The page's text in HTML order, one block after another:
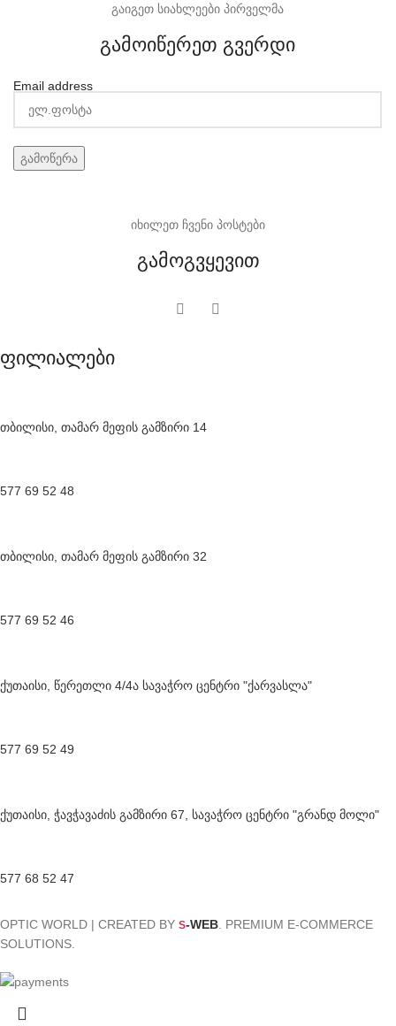
გაიგეთ სიახლეები პირველმა
გამოიწერეთ გვერდი
Email address
იხილეთ ჩვენი პოსტები
გამოგვყევით
ფილიალები
თბილისი, თამარ მეფის გამზირი 14
577 69 52 48
თბილისი, თამარ მეფის გამზირი 32
577 69 52 46
ქუთაისი, წერეთლი 4/4ა სავაჭრო ცენტრი "ქარვასლა"
577 69 52 49
ქუთაისი, ჭავჭავაძის გამზირი 67, სავაჭრო ცენტრი "გრანდ მოლი"
577 68 52 47
OPTIC WORLD | CREATED BY S-WEB . PREMIUM E-COMMERCE
SOLUTIONS.